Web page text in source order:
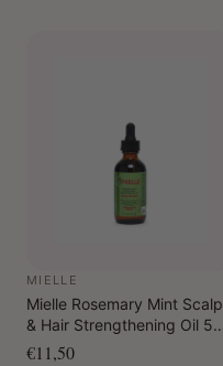
MIELLE
Mielle Rosemary Mint Scalp
& Hair Strengthening Oil 59
ml
€11,50